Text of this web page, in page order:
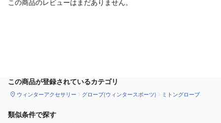
この商品のレビューはまだありません。
この商品が登録されているカテゴリ
ウィンターアクセサリー グローブ(ウィンタースポーツ) ミトングローブ
類似条件で探す